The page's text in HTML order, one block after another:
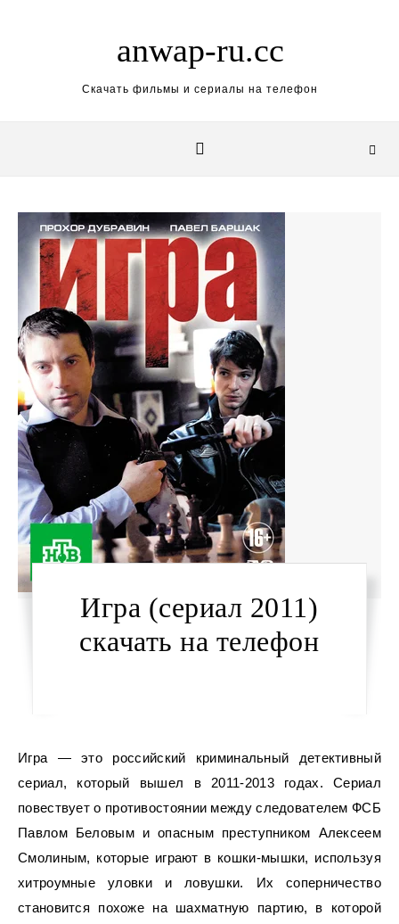
anwap-ru.cc
Скачать фильмы и сериалы на телефон
Игра (сериал 2011)
скачать на телефон
Игра — это российский криминальный детективный
сериал, который вышел в 2011-2013 годах. Сериал
повествует о противостоянии между следователем ФСБ
Павлом Беловым и опасным преступником Алексеем
Смолиным, которые играют в кошки-мышки, используя
хитроумные уловки и ловушки. Их соперничество
становится похоже на шахматную партию, в которой